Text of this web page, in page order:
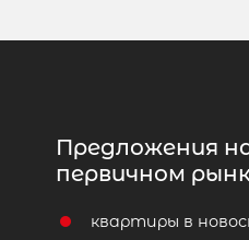
Предложения
первичном
квартиры в